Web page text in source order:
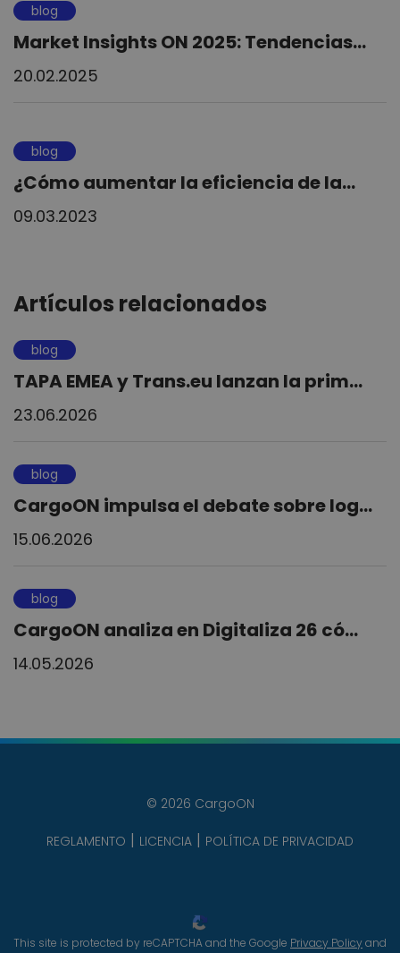
blog
Market Insights ON 2025: Tendencias...
20.02.2025
blog
¿Cómo aumentar la eficiencia de la...
09.03.2023
Artículos relacionados
blog
TAPA EMEA y Trans.eu lanzan la prim...
23.06.2026
blog
CargoON impulsa el debate sobre log...
15.06.2026
blog
CargoON analiza en Digitaliza 26 có...
14.05.2026
© 2026 CargoON
REGLAMENTO LICENCIA POLÍTICA DE PRIVACIDAD
This site is protected by reCAPTCHA and the Google Privacy Policy and